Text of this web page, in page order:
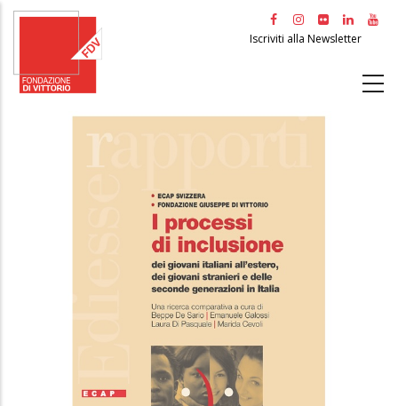
Salta
principale
Iscriviti alla Newsletter